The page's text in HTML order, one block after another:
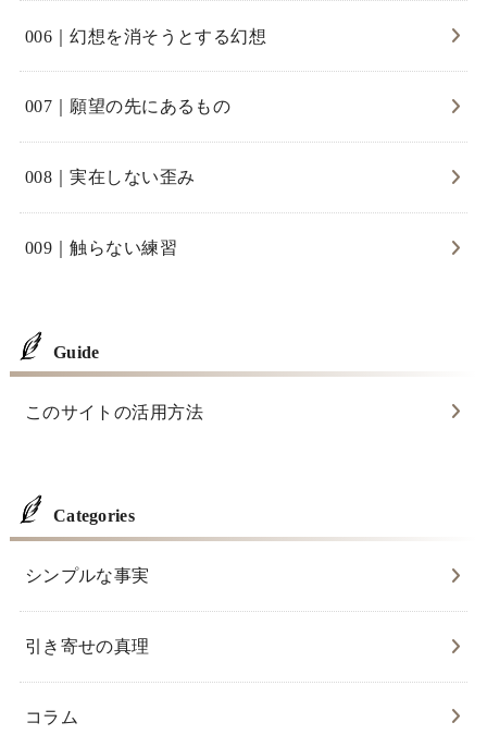
006｜幻想を消そうとする幻想
007｜願望の先にあるもの
008｜実在しない歪み
009｜触らない練習
Guide
このサイトの活用方法
Categories
シンプルな事実
引き寄せの真理
コラム